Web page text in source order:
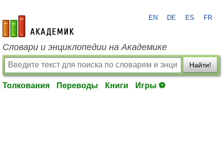
academic.ru
EN DE ES FR
Словари и энциклопедии на Академике
Найти!
Толкования Переводы Книги Игры ⚽